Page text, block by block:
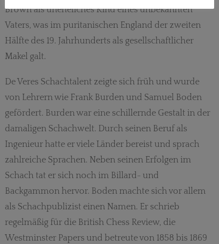
Brown als uneheliches Kind eines unbekannten
Vaters, was im puritanischen England der zweiten
Hälfte des 19. Jahrhunderts als gesellschaftlicher
Makel galt.
De Veres Schachtalent zeigte sich früh und wurde
von Lehrern wie Frank Burden und Samuel Boden
gefördert. Burden war eine schillernde Gestalt in der
damaligen Schachwelt. Durch seinen Beruf als
Ingenieur hatte er viele Länder bereist und sprach
zahlreiche Sprachen. Neben seinen Erfolgen im
Schach tat er sich noch im Billard- und
Backgammon hervor. Boden machte sich vor allem
als Schachpublizist einen Namen. Er schrieb
regelmäßig für die British Chess Review, die
Westminster Papers und betreute von 1858 bis 1869